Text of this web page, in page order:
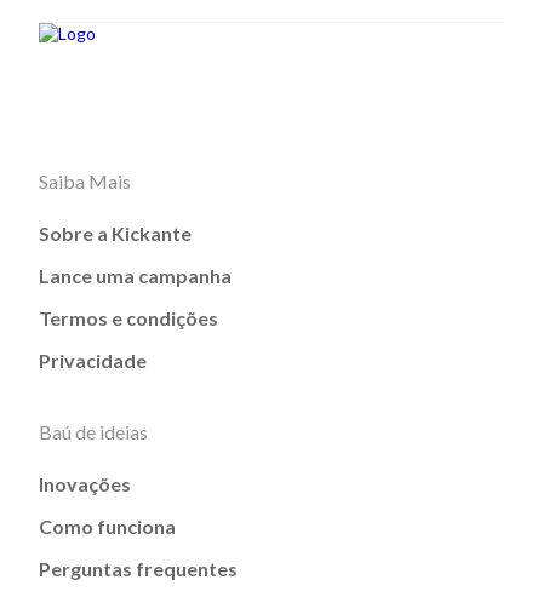
Saiba Mais
Sobre a Kickante
Lance uma campanha
Termos e condições
Privacidade
Baú de ideias
Inovações
Como funciona
Perguntas frequentes